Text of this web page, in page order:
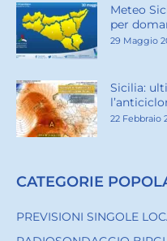
Meteo
per
29 Maggio
Sicilia:
22 Febbraio
CATEGORIE
PREVISIONI SINGOLE